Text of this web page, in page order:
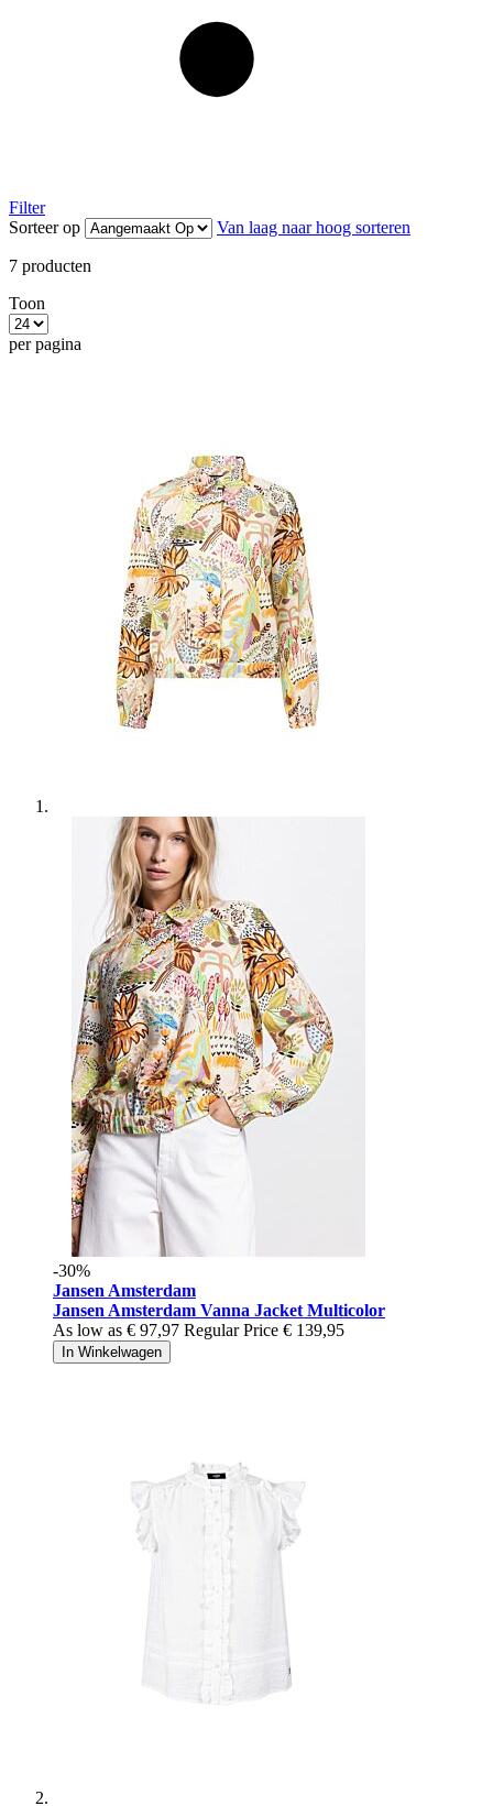
Filter
Sorteer op
Van laag naar hoog sorteren
7 producten
Toon
per pagina
-30%
Jansen Amsterdam
Jansen Amsterdam Vanna Jacket Multicolor
As low as € 97,97 Regular Price € 139,95
In Winkelwagen